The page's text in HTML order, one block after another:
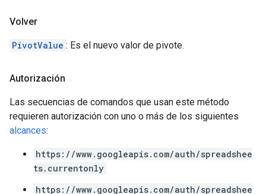
Volver
PivotValue : Es el nuevo valor de pivote.
Autorización
Las secuencias de comandos que usan este método
requieren autorización con uno o más de los siguientes
alcances:
https://www.googleapis.com/auth/spreadshee
ts.currentonly
https://www.googleapis.com/auth/spreadshee